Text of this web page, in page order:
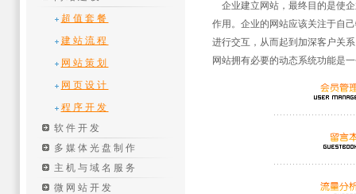
超值套餐
建站流程
网站策划
网页设计
程序开发
软件开发
多媒体光盘制作
主机与域名服务
微网站开发
企业建立网站，最终目的是使
作用。企业的网站应该关注于自
进行交互，从而起到加深客户关
网站拥有必要的动态系统功能是